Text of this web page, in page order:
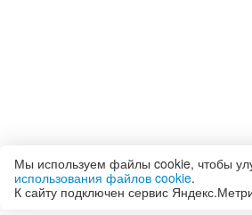
Мы используем файлы cookie, чтобы
использования файлов cookie.
К сайту подключен сервис